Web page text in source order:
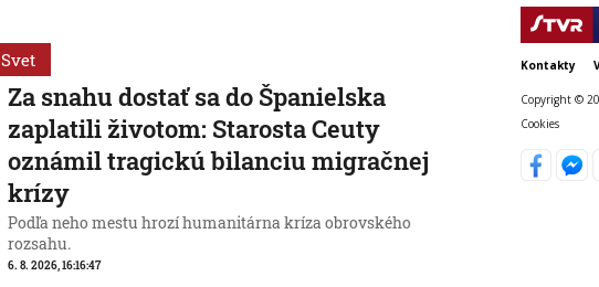
Svet
Za snahu dostať sa do Španielska
zaplatili životom: Starosta Ceuty
oznámil tragickú bilanciu migračnej
krízy
Podľa neho mestu hrozí humanitárna kríza obrovského
rozsahu.
6. 8. 2026, 16:16:47
Kontakty
Copyright ©
Cookies